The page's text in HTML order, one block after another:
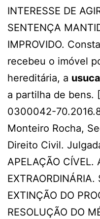
INTERESSE DE
SENTENÇA
IMPROVIDO.
recebeu o imóvel
hereditária, a
a partilha de bens.
0300042-
Monteiro Rocha,
Direito Civil.
APELAÇÃO CÍVEL.
EXTRAORDINÁRIA.
EXTINÇÃO DO
RESOLUÇÃO DO